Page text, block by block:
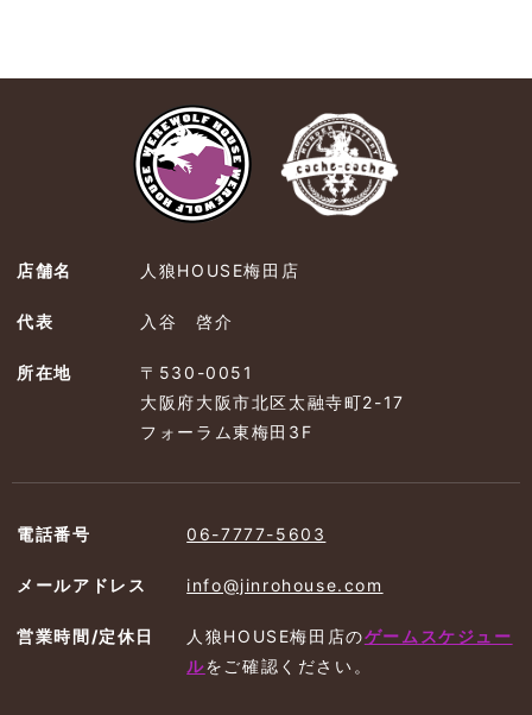
店舗名 人狼HOUSE梅田店
代表 入谷 啓介
所在地
〒530-0051
大阪府大阪市北区太融寺町2-17
フォーラム東梅田3F
電話番号 06-7777-5603
メールアドレス info@jinrohouse.com
営業時間/定休日 人狼HOUSE梅田店のゲームスケジュー
ルを ご確認ください。